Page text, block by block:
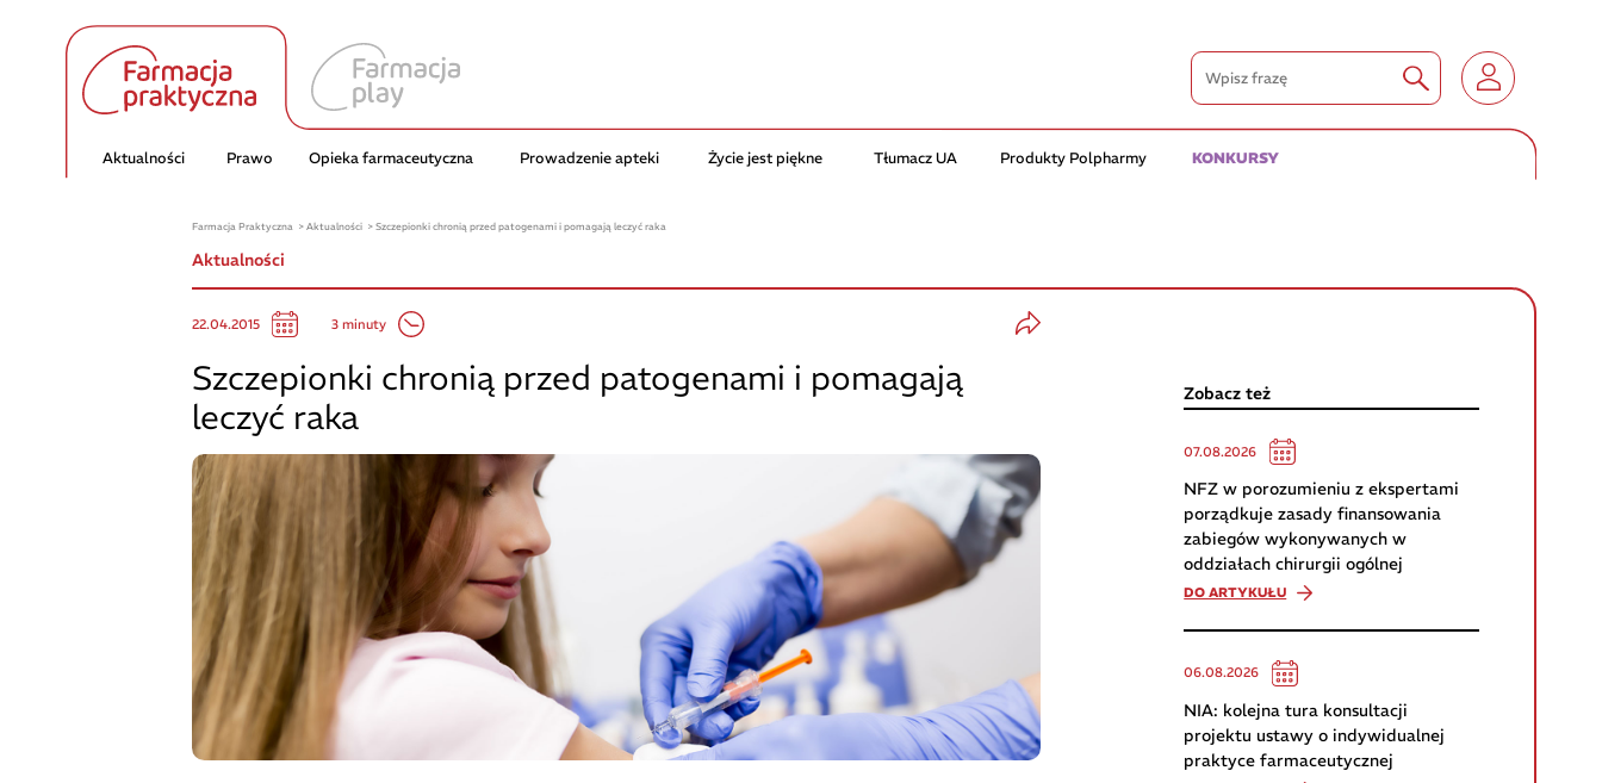
Aktualności Prawo Opieka farmaceutyczna Prowadzenie apteki Życie jest piękne Tłumacz UA Produkty Polpharmy KONKURSY
Farmacja Praktyczna Aktualności Szczepionki chronią przed patogenami i pomagają leczyć raka
Aktualności
22.04.2015 3 minuty
Szczepionki chronią przed patogenami i pomagają
leczyć raka
Zobacz też
07.08.2026
NFZ w porozumieniu z ekspertami
porządkuje zasady finansowania
zabiegów wykonywanych w
oddziałach chirurgii ogólnej
DO ARTYKUŁU
06.08.2026
NIA: kolejna tura konsultacji
projektu ustawy o indywidualnej
praktyce farmaceutycznej